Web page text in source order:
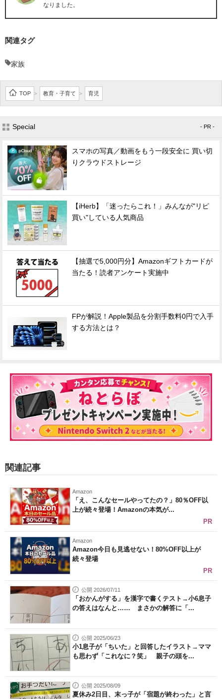
なりました。
関連タグ
家族
TOP > 教育・子育て > 育児
Special - PR -
スマホの写真／動画をもう一段安全に 買い切
りクラウドストレージ
【iHerb】「迷ったらこれ！」みんなが"リピ
買い"している人気商品
【抽選で5,000円分】Amazonギフトカードが
当たる！読者アンケート実施中
FPが解説！Apple製品を分割手数料0円で入手
する方法とは？
関連記事
Amazon
「え、こんなセールやってたの？」80％OFF以
上が続々登場！Amazonの本気が...
PR
Amazon
Amazon今日も見逃せない！80%OFF以上が
続々登場
PR
公開 2026/07/11
「おかんがする」を漢字で書くテスト→小6息子
の答えはなんと…… まさかの解答に「...
公開 2025/06/23
小1息子が「ちいた」と回答したイラスト→ママ
も思わず「これなに？笑」 親子の頭を...
公開 2025/08/09
夏休み2日目、末っ子が「宿題が終わった」と言